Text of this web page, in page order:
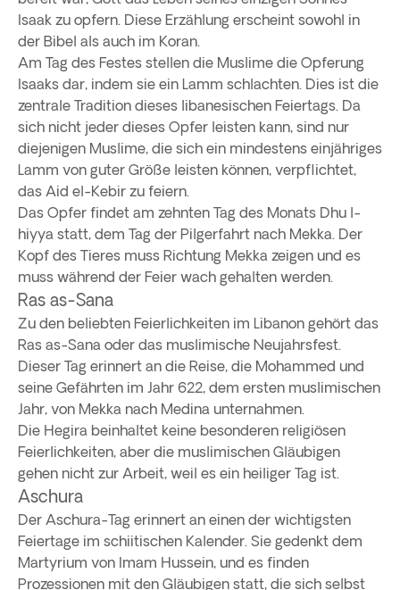
Isaak zu opfern. Diese Erzählung erscheint sowohl in
der Bibel als auch im Koran.
Am Tag des Festes stellen die Muslime die Opferung
Isaaks dar, indem sie ein Lamm schlachten. Dies ist die
zentrale Tradition dieses libanesischen Feiertags. Da
sich nicht jeder dieses Opfer leisten kann, sind nur
diejenigen Muslime, die sich ein mindestens einjähriges
Lamm von guter Größe leisten können, verpflichtet,
das Aid el-Kebir zu feiern.
Das Opfer findet am zehnten Tag des Monats Dhu l-
hiyya statt, dem Tag der Pilgerfahrt nach Mekka. Der
Kopf des Tieres muss Richtung Mekka zeigen und es
muss während der Feier wach gehalten werden.
Ras as-Sana
Zu den beliebten Feierlichkeiten im Libanon gehört das
Ras as-Sana oder das muslimische Neujahrsfest.
Dieser Tag erinnert an die Reise, die Mohammed und
seine Gefährten im Jahr 622, dem ersten muslimischen
Jahr, von Mekka nach Medina unternahmen.
Die Hegira beinhaltet keine besonderen religiösen
Feierlichkeiten, aber die muslimischen Gläubigen
gehen nicht zur Arbeit, weil es ein heiliger Tag ist.
Aschura
Der Aschura-Tag erinnert an einen der wichtigsten
Feiertage im schiitischen Kalender. Sie gedenkt dem
Martyrium von Imam Hussein, und es finden
Prozessionen mit den Gläubigen statt, die sich selbst